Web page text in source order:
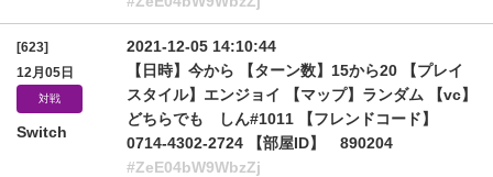
[623]
12月05日
対戦
Switch
2021-12-05 14:10:44
【日時】今から 【ターン数】15から20 【プレイ
スタイル】エンジョイ 【マップ】ランダム 【vc】
どちらでも しん#1011 【フレンドコード】
0714-4302-2724 【部屋ID】 890204
#ZeE04bW9WbzZj